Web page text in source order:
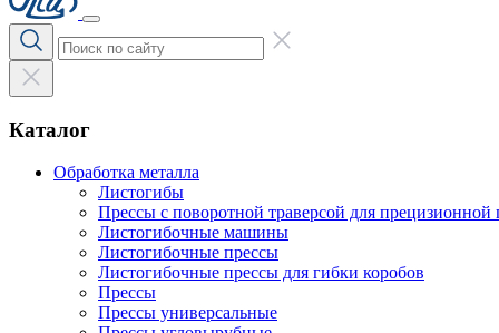
Каталог
Обработка металла
Листогибы
Прессы с поворотной траверсой для прецизионной
Листогибочные машины
Листогибочные прессы
Листогибочные прессы для гибки коробов
Прессы
Прессы универсальные